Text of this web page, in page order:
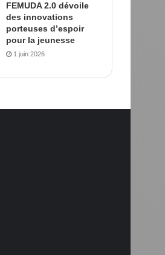
FEMUDA 2.0 dévoile
des innovations
porteuses d’espoir
pour la jeunesse
1 juin 2026